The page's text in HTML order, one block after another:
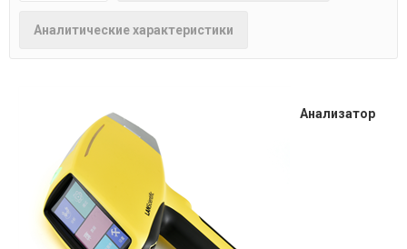
Аналитические характеристики
Анализатор